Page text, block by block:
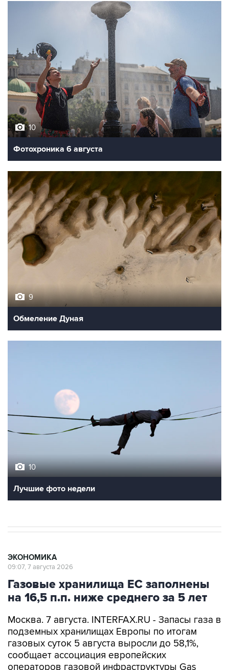
10
Фотохроника 6 августа
9
Обмеление Дуная
10
Лучшие фото недели
ЭКОНОМИКА
09:07, 7 августа 2026
Газовые хранилища ЕС заполнены
на 16,5 п.п. ниже среднего за 5 лет
Москва. 7 августа. INTERFAX.RU - Запасы газа в
подземных хранилищах Европы по итогам
газовых суток 5 августа выросли до 58,1%,
сообщает ассоциация европейских
операторов газовой инфраструктуры Gas